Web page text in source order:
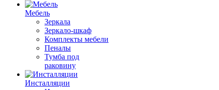
Мебель
Зеркала
Зеркало-шкаф
Комплекты мебели
Пеналы
Тумба под
раковину
Инсталляции